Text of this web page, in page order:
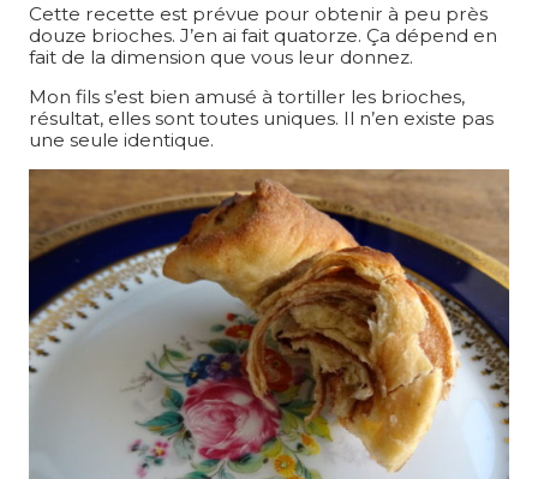
Cette recette est prévue pour obtenir à peu près
douze brioches. J’en ai fait quatorze. Ça dépend en
fait de la dimension que vous leur donnez.
Mon fils s’est bien amusé à tortiller les brioches,
résultat, elles sont toutes uniques. Il n’en existe pas
une seule identique.